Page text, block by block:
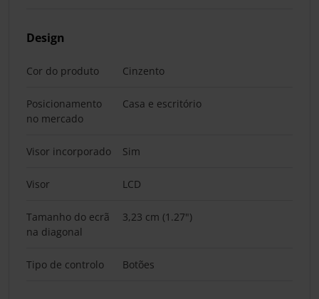
Design
Cor do produto Cinzento
Posicionamento
no mercado
Casa e escritório
Visor incorporado Sim
Visor LCD
Tamanho do ecrã
na diagonal
3,23 cm (1.27")
Tipo de controlo Botões